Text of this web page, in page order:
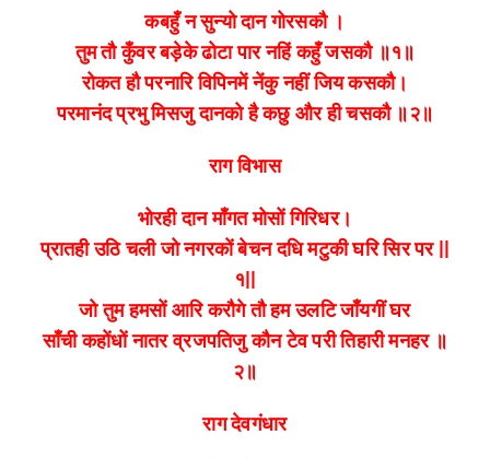
कबहुँ न सुन्यो दान गोरसकौ ।
तुम तौ कुँवर बड़ेके ढोटा पार नहिं कहुँ जसकौ ॥१॥
रोकत हौ परनारि विपिनमें नेंकु नहीं जिय कसकौ।
परमानंद प्रभु मिसजु दानको है कछु और ही चसकौ ॥२॥
राग विभास
भोरही दान माँगत मोसों गिरिधर।
प्रातही उठि चली जो नगरकों बेचन दधि मटुकी घरि सिर पर ||
१||
जो तुम हमसों आरि करौगे तौ हम उलटि जाँयगीं घर
साँची कहोंधों नातर व्रजपतिजु कौन टेव परी तिहारी मनहर ॥
२॥
राग देवगंधार